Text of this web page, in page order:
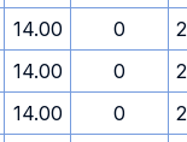
14.00 0
14.00 0
14.00 0